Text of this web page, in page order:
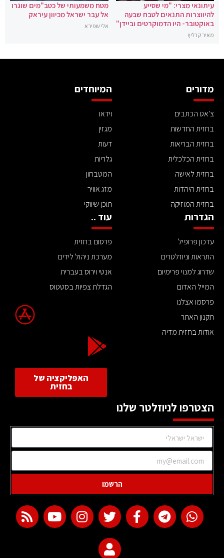
עיתונאי מצרי: "מי שסייע
להיווצרות התנאים לטבח שבעה
באוקטובר- היו הדמוקרטים וביידן"
מאיר קרליץ
מטח משמעותי של כטב"מים שוגרו
אל עבר ישראל מכיוון עיראק
אלי שפירא
מדורים
צ'אט הכתבים
בחזית החדשות
בחזית הבריאות
בחזית הכלכלית
בחזית לאישה
בחזית היהדות
בחזית המוזיקה
המיוחדים
וידאו
מגזין
דעות
גלריות
המטבחון
מזג אוויר
תוכן שיווקי
הגדרות
עדכון פרופיל
התראות וניוזלטרים
שדרוג למנוי פרימיום
המייל האדום
פרסמו אצלנו
תקנון האתר
אודות בחזית מדיה
עוד ..
פרסום בחזית
מערכת ניהול לידים
אנטי וירוס בעברית
הגדלת צפיות בסטטוס
האפליקציה של
בחזית
הצטרפו לניוזלטר שלנו
הרשמו